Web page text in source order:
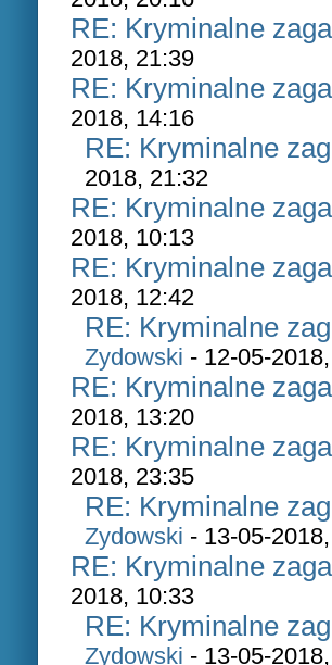
RE: Kryminalne
2018, 21:39
RE: Kryminalne
2018, 14:16
RE: Kryminalne
2018, 21:32
RE: Kryminalne
2018, 10:13
RE: Kryminalne
2018, 12:42
RE: Kryminalne
Zydowski - 12-05-
RE: Kryminalne
2018, 13:20
RE: Kryminalne
2018, 23:35
RE: Kryminalne
Zydowski - 13-05-
RE: Kryminalne
2018, 10:33
RE: Kryminalne
Zydowski - 13-05-